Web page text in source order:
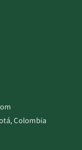
Colombia